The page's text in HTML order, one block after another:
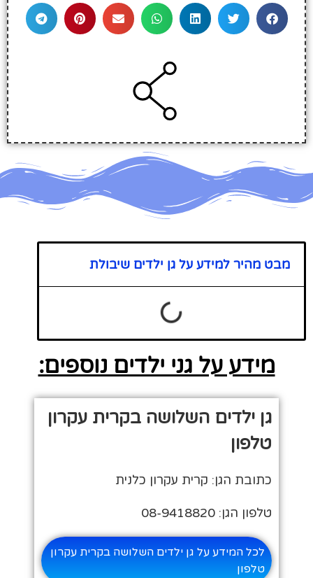
מבט מהיר למידע על גן ילדים שיבולת
מידע על גני ילדים נוספים:
גן ילדים השלושה בקרית עקרון
טלפון
כתובת הגן: קרית עקרון כלנית
טלפון הגן: 08-9418820
לכל המידע על גן ילדים השלושה בקרית עקרון
טלפון